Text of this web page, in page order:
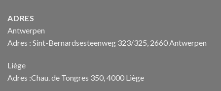
ADRES
Antwerpen
Adres : Sint-Bernardsesteenweg 323/325, 2660 Antwerpen
Liège
Adres :Chau. de Tongres 350, 4000 Liège